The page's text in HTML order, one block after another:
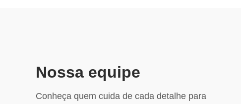
Nossa equipe
Conheça quem cuida de cada detalhe para